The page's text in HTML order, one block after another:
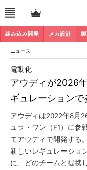
組み込み開発 メカ設計
ニュース
アウディが2026
ギュレーションで
電動化
アウディは2022年8月
ュラ・ワン（F1）に参
てアウディで開発する
新しいレギュレーショ
に、どのチームと提携